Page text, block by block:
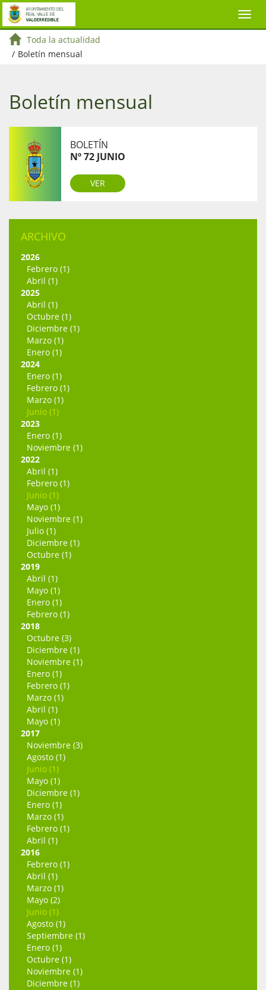
Toda la actualidad
/ Boletín mensual
Boletín mensual
BOLETÍN
Nº 72 JUNIO
VER
ARCHIVO
2026
Febrero (1)
Abril (1)
2025
Abril (1)
Octubre (1)
Diciembre (1)
Marzo (1)
Enero (1)
2024
Enero (1)
Febrero (1)
Marzo (1)
Junio (1)
2023
Enero (1)
Noviembre (1)
2022
Abril (1)
Febrero (1)
Junio (1)
Mayo (1)
Noviembre (1)
Julio (1)
Diciembre (1)
Octubre (1)
2019
Abril (1)
Mayo (1)
Enero (1)
Febrero (1)
2018
Octubre (3)
Diciembre (1)
Noviembre (1)
Enero (1)
Febrero (1)
Marzo (1)
Abril (1)
Mayo (1)
2017
Noviembre (3)
Agosto (1)
Junio (1)
Mayo (1)
Diciembre (1)
Enero (1)
Marzo (1)
Febrero (1)
Abril (1)
2016
Febrero (1)
Abril (1)
Marzo (1)
Mayo (2)
Junio (1)
Agosto (1)
Septiembre (1)
Enero (1)
Octubre (1)
Noviembre (1)
Diciembre (1)